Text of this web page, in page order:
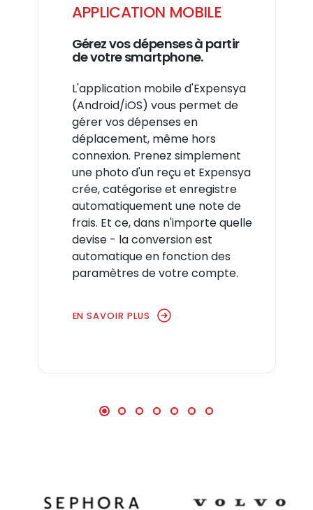
APPLICATION MOBILE
Gérez vos dépenses à partir
de votre smartphone.
L'application mobile d'Expensya
(Android/iOS) vous permet de
gérer vos dépenses en
déplacement, même hors
connexion. Prenez simplement
une photo d'un reçu et Expensya
crée, catégorise et enregistre
automatiquement une note de
frais. Et ce, dans n'importe quelle
devise - la conversion est
automatique en fonction des
paramètres de votre compte.
EN SAVOIR PLUS